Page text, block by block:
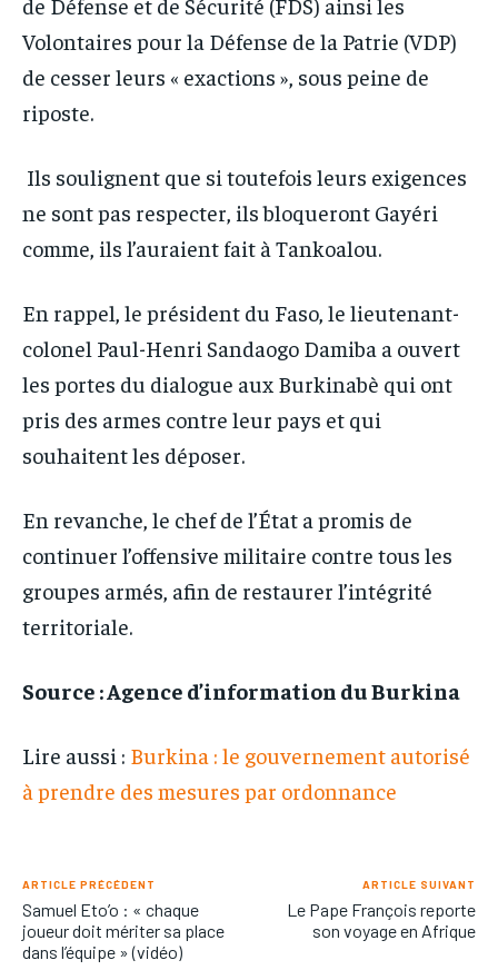
Volontaires pour la Défense de la Patrie (VDP)
de cesser leurs « exactions », sous peine de
riposte.
Ils soulignent que si toutefois leurs exigences
ne sont pas respecter, ils bloqueront Gayéri
comme, ils l’auraient fait à Tankoalou.
En rappel, le président du Faso, le lieutenant-
colonel Paul-Henri Sandaogo Damiba a ouvert
les portes du dialogue aux Burkinabè qui ont
pris des armes contre leur pays et qui
souhaitent les déposer.
En revanche, le chef de l’État a promis de
continuer l’offensive militaire contre tous les
groupes armés, afin de restaurer l’intégrité
territoriale.
Source : Agence d’information du Burkina
Lire aussi : Burkina : le gouvernement autorisé
à prendre des mesures par ordonnance
ARTICLE PRÉCÉDENT
Samuel Eto’o : « chaque
joueur doit mériter sa place
dans l’équipe » (vidéo)
ARTICLE SUIVANT
Le Pape François reporte
son voyage en Afrique